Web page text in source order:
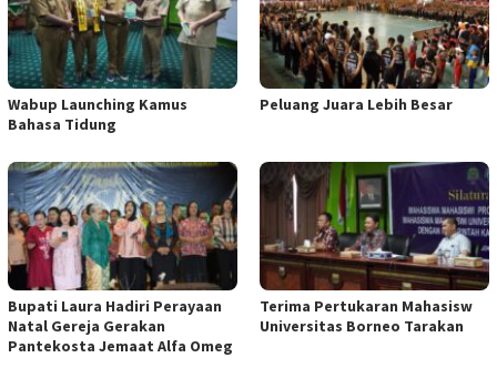
Wabup Launching Kamus
Bahasa Tidung
Peluang Juara Lebih Besar
Bupati Laura Hadiri Perayaan
Natal Gereja Gerakan
Pantekosta Jemaat Alfa Omeg
Terima Pertukaran Mahasisw
Universitas Borneo Tarakan